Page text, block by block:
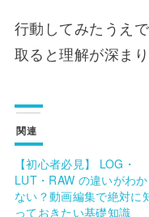
行動してみたうえ
取ると理解が深まり
関連
【初心者必見】 LOG・
LUT・RAW の違いがわ
ない？動画編集で絶対に
っておきたい基礎知識